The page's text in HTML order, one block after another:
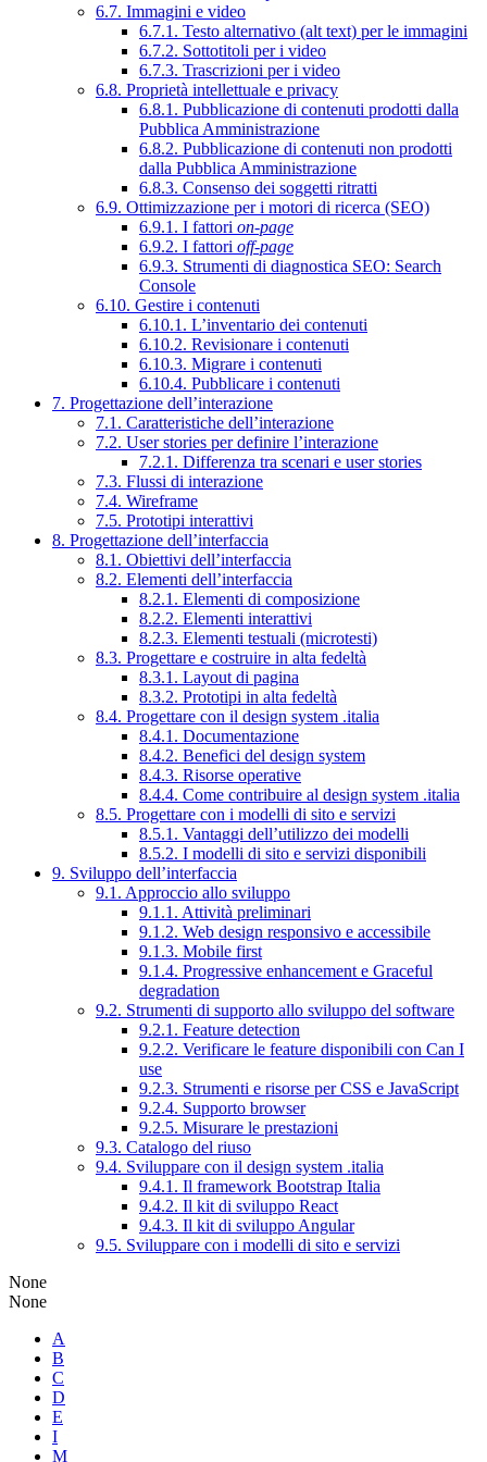
6.7. Immagini e video
6.7.1. Testo alternativo (alt text) per le immagini
6.7.2. Sottotitoli per i video
6.7.3. Trascrizioni per i video
6.8. Proprietà intellettuale e privacy
6.8.1. Pubblicazione di contenuti prodotti dalla
Pubblica Amministrazione
6.8.2. Pubblicazione di contenuti non prodotti
dalla Pubblica Amministrazione
6.8.3. Consenso dei soggetti ritratti
6.9. Ottimizzazione per i motori di ricerca (SEO)
6.9.1. I fattori on-page
6.9.2. I fattori off-page
6.9.3. Strumenti di diagnostica SEO: Search
Console
6.10. Gestire i contenuti
6.10.1. L’inventario dei contenuti
6.10.2. Revisionare i contenuti
6.10.3. Migrare i contenuti
6.10.4. Pubblicare i contenuti
7. Progettazione dell’interazione
7.1. Caratteristiche dell’interazione
7.2. User stories per definire l’interazione
7.2.1. Differenza tra scenari e user stories
7.3. Flussi di interazione
7.4. Wireframe
7.5. Prototipi interattivi
8. Progettazione dell’interfaccia
8.1. Obiettivi dell’interfaccia
8.2. Elementi dell’interfaccia
8.2.1. Elementi di composizione
8.2.2. Elementi interattivi
8.2.3. Elementi testuali (microtesti)
8.3. Progettare e costruire in alta fedeltà
8.3.1. Layout di pagina
8.3.2. Prototipi in alta fedeltà
8.4. Progettare con il design system .italia
8.4.1. Documentazione
8.4.2. Benefici del design system
8.4.3. Risorse operative
8.4.4. Come contribuire al design system .italia
8.5. Progettare con i modelli di sito e servizi
8.5.1. Vantaggi dell’utilizzo dei modelli
8.5.2. I modelli di sito e servizi disponibili
9. Sviluppo dell’interfaccia
9.1. Approccio allo sviluppo
9.1.1. Attività preliminari
9.1.2. Web design responsivo e accessibile
9.1.3. Mobile first
9.1.4. Progressive enhancement e Graceful
degradation
9.2. Strumenti di supporto allo sviluppo del software
9.2.1. Feature detection
9.2.2. Verificare le feature disponibili con Can I
use
9.2.3. Strumenti e risorse per CSS e JavaScript
9.2.4. Supporto browser
9.2.5. Misurare le prestazioni
9.3. Catalogo del riuso
9.4. Sviluppare con il design system .italia
9.4.1. Il framework Bootstrap Italia
9.4.2. Il kit di sviluppo React
9.4.3. Il kit di sviluppo Angular
9.5. Sviluppare con i modelli di sito e servizi
None
None
A
B
C
D
E
I
M